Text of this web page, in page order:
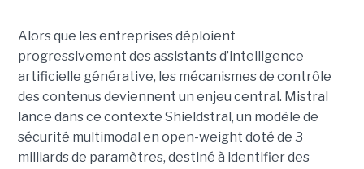
Alors que les entreprises déploient
progressivement des assistants d’intelligence
artificielle générative, les mécanismes de contrôle
des contenus deviennent un enjeu central. Mistral
lance dans ce contexte Shieldstral, un modèle de
sécurité multimodal en open-weight doté de 3
milliards de paramètres, destiné à identifier des